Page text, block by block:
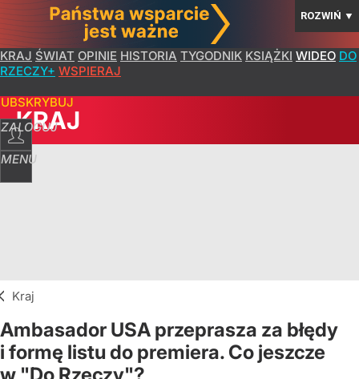
ROZWIŃ ▼
KRAJ ŚWIAT OPINIE HISTORIA TYGODNIK KSIĄŻKI WIDEO DO
RZECZY+ WSPIERAJ
ZALOGUJ
MENU
KRAJ
Kraj
Ambasador USA przeprasza za błędy
i formę listu do premiera. Co jeszcze